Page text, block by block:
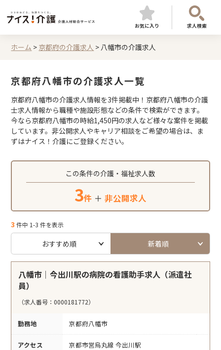
お気に入り 求人検索
ホーム > 京都府の介護求人 > 八幡市の介護求人
京都府八幡市の介護求人一覧
京都府八幡市の介護求人情報を3件掲載中！京都府八幡市の介護
士求人情報から職種や施設形態などの条件で検索ができます。
今なら京都府八幡市の時給1,450円の求人など様々な案件を掲載
しています。非公開求人やキャリア相談をご希望の場合は、ま
ずはナイス！介護にご登録ください。
この条件の介護・福祉求人数
3件 ＋ 非公開求人
3件中 1-3 件を表示
おすすめ順 新着順
八幡市｜今出川駅の病院の看護助手求人（派遣社
員）
（求人番号：0000181772）
勤務地 京都府八幡市
アクセス 京都市営烏丸線 今出川駅